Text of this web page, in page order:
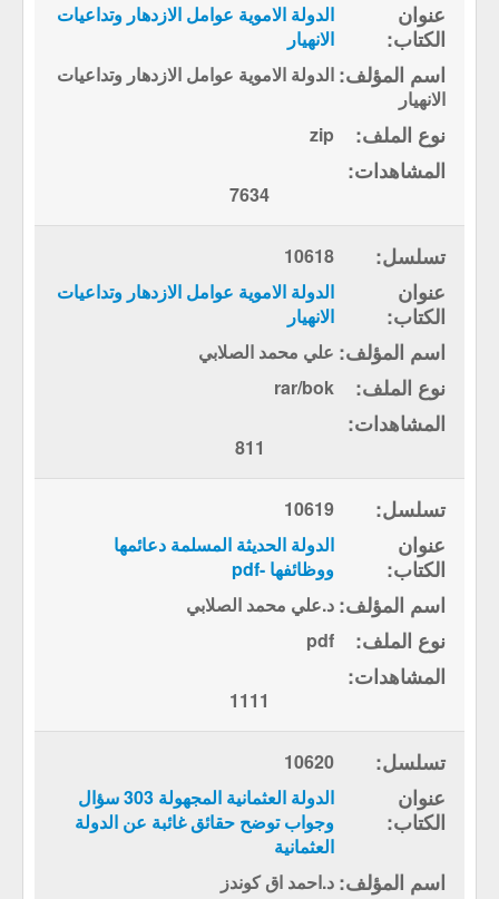
الدولة الاموية عوامل الازدهار وتداعيات
الانهيار
الدولة الاموية عوامل الازدهار وتداعيات
الانهيار
zip
7634
10618
الدولة الاموية عوامل الازدهار وتداعيات
الانهيار
علي محمد الصلابي
rar/bok
811
10619
الدولة الحديثة المسلمة دعائمها
ووظائفها -pdf
د.علي محمد الصلابي
pdf
1111
10620
الدولة العثمانية المجهولة 303 سؤال
وجواب توضح حقائق غائبة عن الدولة
العثمانية
د.احمد اق كوندز